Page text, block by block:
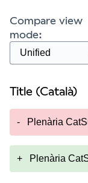
Compare view
mode:
Title (Català)
- Plenària
+ Plenària